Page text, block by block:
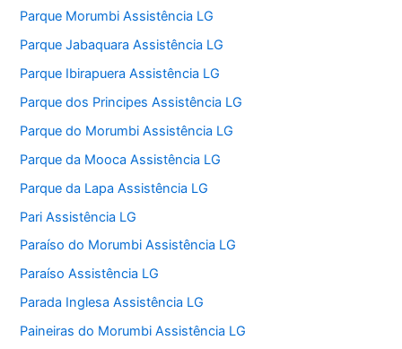
Parque Morumbi Assistência LG
Parque Jabaquara Assistência LG
Parque Ibirapuera Assistência LG
Parque dos Principes Assistência LG
Parque do Morumbi Assistência LG
Parque da Mooca Assistência LG
Parque da Lapa Assistência LG
Pari Assistência LG
Paraíso do Morumbi Assistência LG
Paraíso Assistência LG
Parada Inglesa Assistência LG
Paineiras do Morumbi Assistência LG